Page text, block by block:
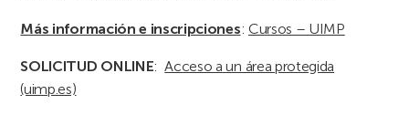
Más información e inscripciones: Cursos – UIMP
SOLICITUD ONLINE:Acceso a un área protegida
(uimp.es)